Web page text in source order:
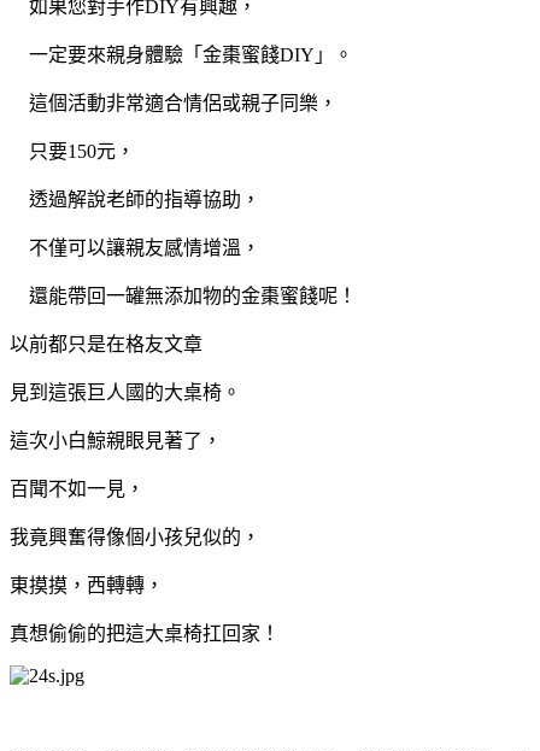
如果您對手作DIY有興趣，
一定要來親身體驗「金棗蜜餞DIY」。
這個活動非常適合情侶或親子同樂，
只要150元，
透過解說老師的指導協助，
不僅可以讓親友感情增溫，
還能帶回一罐無添加物的金棗蜜餞呢！
以前都只是在格友文章
見到這張巨人國的大桌椅。
這次小白鯨親眼見著了，
百聞不如一見，
我竟興奮得像個小孩兒似的，
東摸摸，西轉轉，
真想偷偷的把這大桌椅扛回家！